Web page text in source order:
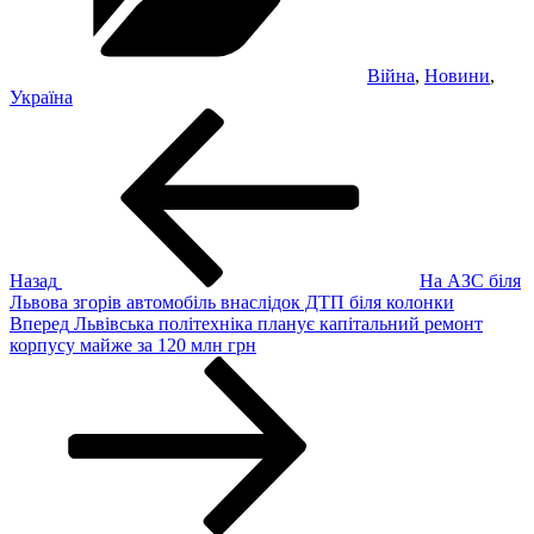
Війна, Новини,
Україна
Назад
На АЗС біля
Львова згорів автомобіль внаслідок ДТП біля колонки
Наступний
запис
Вперед Львівська політехніка планує капітальний ремонт
корпусу майже за 120 млн грн